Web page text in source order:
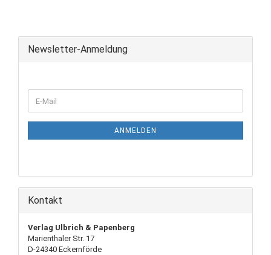
Newsletter-Anmeldung
ANMELDEN
Kontakt
Verlag Ulbrich & Papenberg
Marienthaler Str. 17
D-24340 Eckernförde